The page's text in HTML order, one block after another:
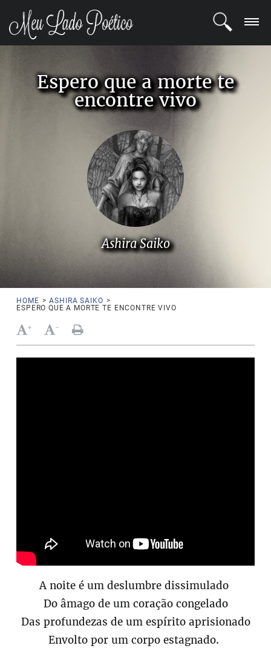
REGISTRO
Espero que a morte te
encontre vivo
Ashira Saiko
HOME > ASHIRA SAIKO >
ESPERO QUE A MORTE TE ENCONTRE VIVO
+ -
A noite é um deslumbre dissimulado
Do âmago de um coração congelado
Das profundezas de um espírito aprisionado
Envolto por um corpo estagnado.